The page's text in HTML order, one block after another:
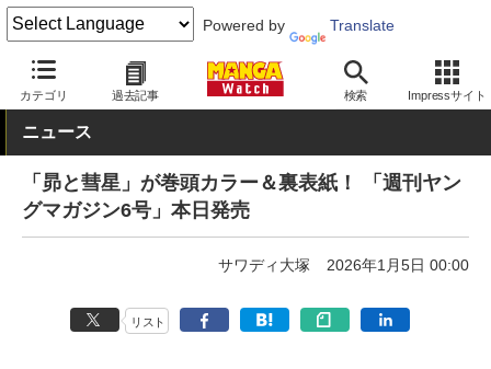
Powered by Translate
カテゴリ 過去記事 検索 Impressサイト
MANGA Watch 雑誌 週刊ヤングマガジン
ニュース
「昴と彗星」が巻頭カラー＆裏表紙！ 「週刊ヤン
グマガジン6号」本日発売
サワディ大塚 2026年1月5日 00:00
リスト